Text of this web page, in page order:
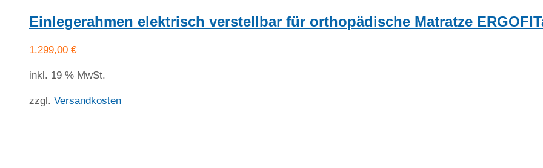
Einlegerahmen elektrisch verstellbar für orthopädische Matratze
1.299,00 €
inkl. 19 % MwSt.
zzgl. Versandkosten